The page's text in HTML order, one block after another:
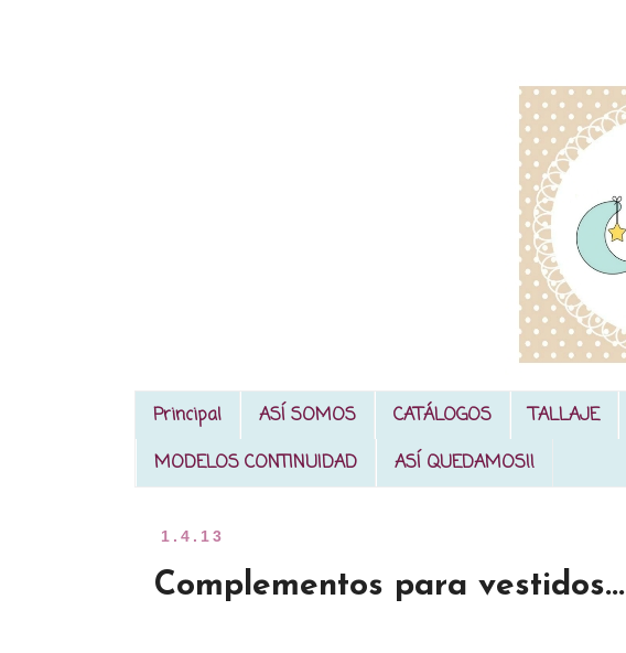
Principal ASÍ SOMOS CATÁLOGOS TALLAJE
MODELOS CONTINUIDAD
ASÍ QUEDAMOS!!
1.4.13
Complementos para vestidos...